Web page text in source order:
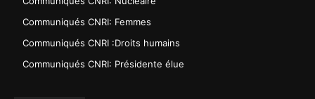
Communiqués CNRI: Femmes
Communiqués CNRI :Droits humains
Communiqués CNRI: Présidente élue